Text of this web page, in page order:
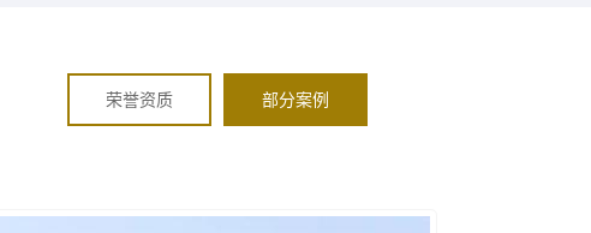
荣誉资质 部分案例